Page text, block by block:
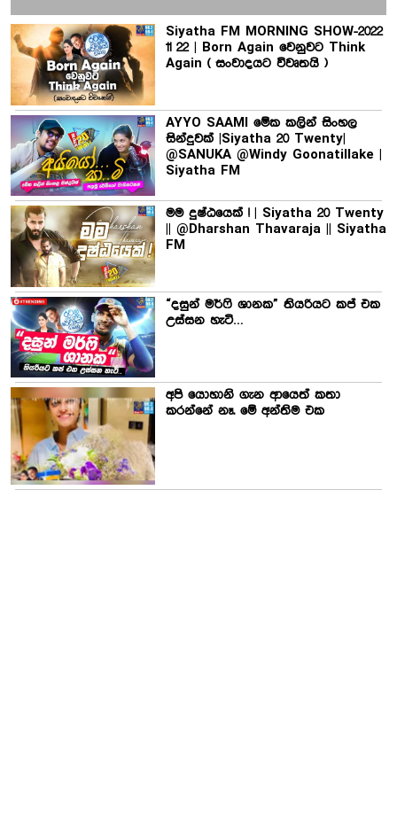
Siyatha FM MORNING SHOW-2022
11 22 | Born Again වෙනුවට Think
Again ( සංවාදයට විවෘතයි )
AYYO SAAMI මේක කලින් සිංහල
සින්දුවක් |Siyatha 20 Twenty|
@SANUKA @Windy Goonatillake |
Siyatha FM
මම දුෂ්ඨයෙක් ! | Siyatha 20 Twenty
|| @Dharshan Thavaraja || Siyatha
FM
“දසුන් මර්ෆි ශානක” තියරියට කප් එක
උස්සන හැටි…
අපි යොහානි ගැන ආයෙත් කතා
කරන්නේ නෑ. මේ අන්තිම එක